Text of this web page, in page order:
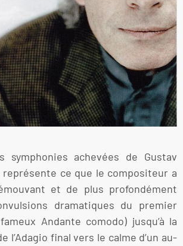
symphonies achevées de Gustav
représente ce que le compositeur a
et de plus profondément
dramatiques du premier
Andante comodo) jusqu’à la
l’Adagio final vers le calme d’un au-